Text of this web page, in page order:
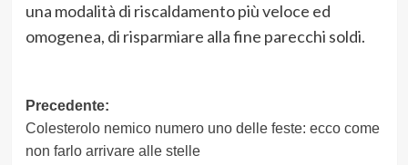
una modalità di riscaldamento più veloce ed
omogenea, di risparmiare alla fine parecchi soldi.
Navigazione
articolo
Precedente:
Colesterolo nemico numero uno delle feste: ecco come
non farlo arrivare alle stelle